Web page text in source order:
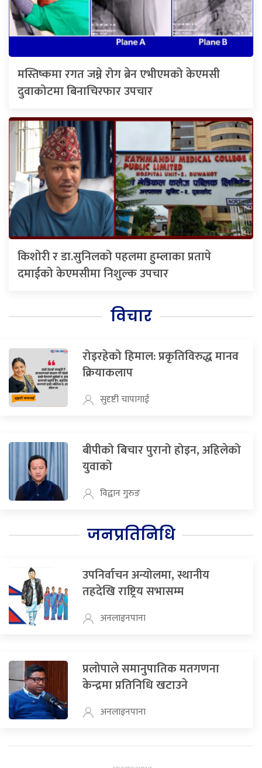
मस्तिष्कमा रगत जम्ने रोग ब्रेन एभीएमको केएमसी
दुवाकोटमा बिनाचिरफार उपचार
किशोरी र डा.सुनिलको पहलमा हुम्लाका प्रतापे
दमाईको केएमसीमा निशुल्क उपचार
विचार
रोइरहेको हिमाल: प्रकृतिविरुद्ध मानव
क्रियाकलाप
सुदृष्टी चापागाई
बीपीको बिचार पुरानो होइन, अहिलेको
युवाको
विद्वान गुरुङ
जनप्रतिनिधि
उपनिर्वाचन अन्योलमा, स्थानीय
तहदेखि राष्ट्रिय सभासम्म
अनलाइनपाना
प्रलोपाले समानुपातिक मतगणना
केन्द्रमा प्रतिनिधि खटाउने
अनलाइनपाना